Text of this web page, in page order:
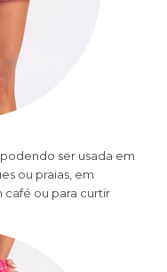
ser usada em
ou praias, em
café ou para curtir